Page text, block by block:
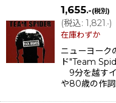
1,655.-(税別)
(税込: 1,821.-)
在庫わずか
ニューヨー
ド"Team
9分を越す
や80歳の作